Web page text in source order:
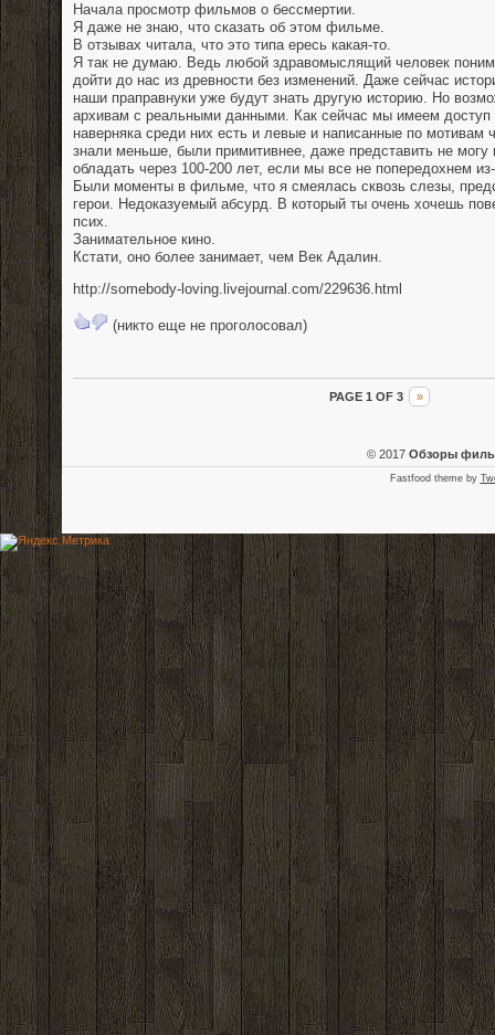
Начала просмотр фильмов о бессмертии.
Я даже не знаю, что сказать об этом фильме.
В отзывах читала, что это типа ересь какая-то.
Я так не думаю. Ведь любой здравомыслящий человек
дойти до нас из древности без изменений. Даже сейчас
наши праправнуки уже будут знать другую историю. Но
архивам с реальными данными. Как сейчас мы имеем доступ
наверняка среди них есть и левые и написанные по мотивам
знали меньше, были примитивнее, даже представить не
обладать через 100-200 лет, если мы все не попередохнем
Были моменты в фильме, что я смеялась сквозь слезы,
герои. Недоказуемый абсурд. В который ты очень хочешь
псих.
Занимательное кино.
Кстати, оно более занимает, чем Век Адалин.
http://somebody-loving.livejournal.com/229636.html
(никто еще не проголосовал)
PAGE 1 OF 3 »
© 2017 Обзоры
Fastfood theme by